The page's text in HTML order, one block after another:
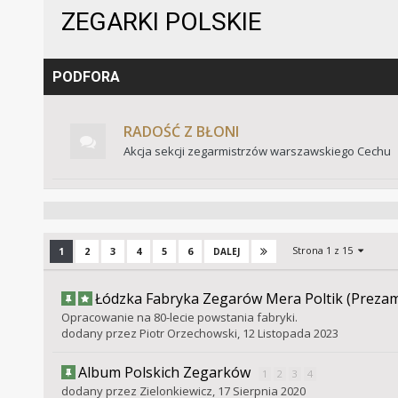
ZEGARKI POLSKIE
PODFORA
RADOŚĆ Z BŁONI
Akcja sekcji zegarmistrzów warszawskiego Cechu
1 2 3 4 5 6 DALEJ Strona 1 z 15
Łódzka Fabryka Zegarów Mera Poltik
Opracowanie na 80-lecie powstania fabryki.
dodany przez Piotr Orzechowski, 12 Listopada 2023
Album Polskich Zegarków 1 2 3 4
dodany przez Zielonkiewicz, 17 Sierpnia 2020